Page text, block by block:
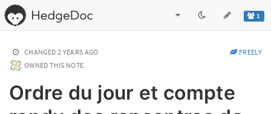
1
CHANGED 2 YEARS AGO
FREELY
OWNED THIS NOTE
Ordre du jour et compte